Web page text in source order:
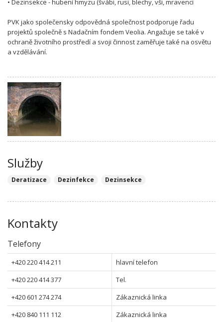
• Dezinsekce - hubení hmyzu (švábi, rusi, blechy, vši, mravenci
PVK jako společensky odpovědná společnost podporuje řadu
projektů společně s Nadačním fondem Veolia. Angažuje se také v
ochraně životního prostředí a svoji činnost zaměřuje také na osvětu
a vzdělávání.
Služby
Deratizace Dezinfekce Dezinsekce
Kontakty
Telefony
+420 220 414 211
hlavní telefon
+420 220 414 377
Tel.
+420 601 274 274
Zákaznická linka
+420 840 111 112
Zákaznická linka